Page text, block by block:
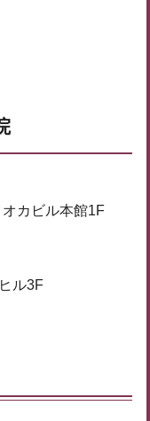
カビル本館1F
ル3F